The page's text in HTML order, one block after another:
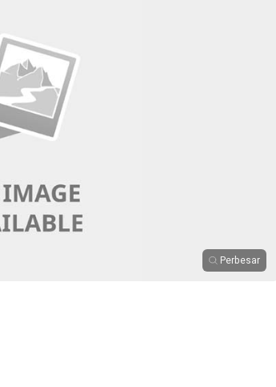
Perbesar